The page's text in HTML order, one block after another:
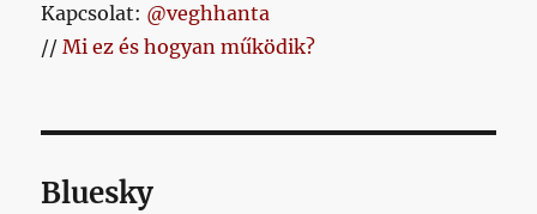
Kapcsolat: @veghhanta
//Mi ez és hogyan működik?
Bluesky